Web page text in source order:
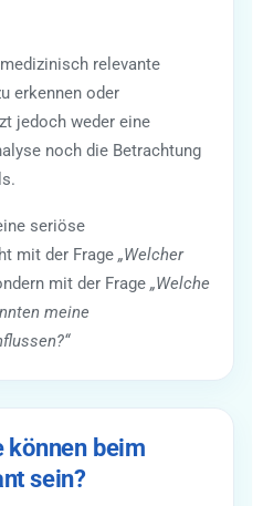
relevante
erkennen oder
jedoch weder eine
noch die Betrachtung
seriöse
mit der Frage „Welcher
mit der Frage „Welche
meine
können beim
sein?